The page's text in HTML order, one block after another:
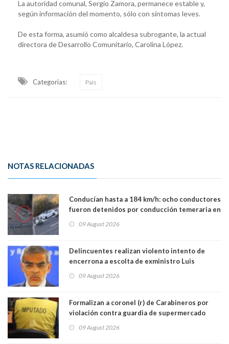
La autoridad comunal, Sergio Zamora, permanece estable y,
según información del momento, sólo con síntomas leves.
De esta forma, asumió como alcaldesa subrogante, la actual
directora de Desarrollo Comunitario, Carolina López.
Categorias: País
NOTAS RELACIONADAS
Conducían hasta a 184 km/h: ocho conductores
fueron detenidos por conducción temeraria en
09 August 2026
Delincuentes realizan violento intento de
encerrona a escolta de exministro Luis
Lo Espejo
09 August 2026
Formalizan a coronel (r) de Carabineros por
violación contra guardia de supermercado
09 August 2026